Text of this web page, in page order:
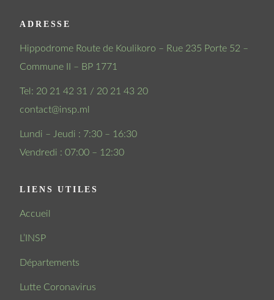
ADRESSE
Hippodrome Route de Koulikoro – Rue 235 Porte 52 –
Commune II – BP 1771
Tel: 20 21 42 31 / 20 21 43 20
contact@insp.ml
Lundi – Jeudi : 7:30 – 16:30
Vendredi : 07:00 – 12:30
LIENS UTILES
Accueil
L’INSP
Départements
Lutte Coronavirus